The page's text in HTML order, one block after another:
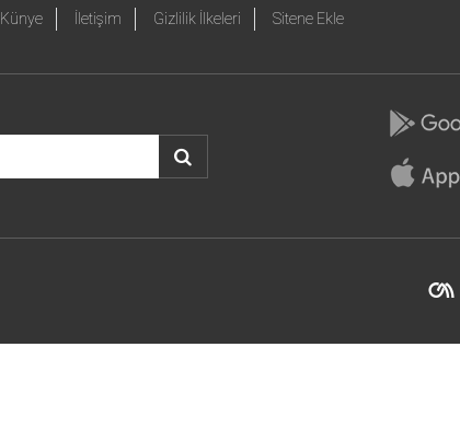
Künye İletişim Gizlilik İlkeleri Sitene Ekle